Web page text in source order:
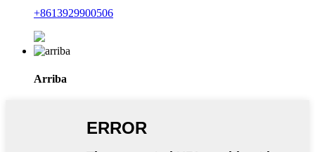
+8613929900506
Arriba